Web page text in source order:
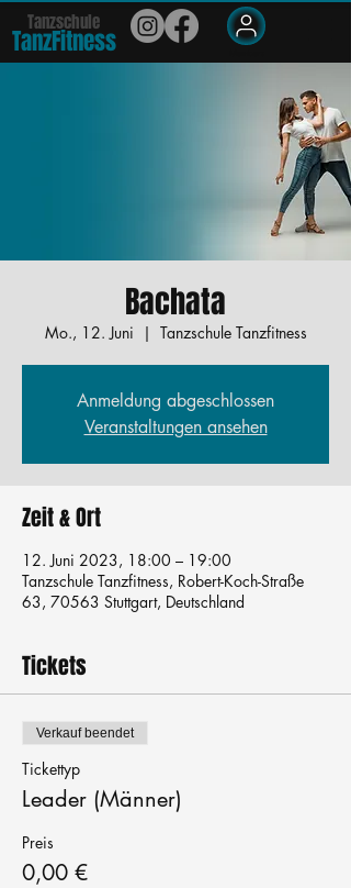
Tanzschule
TanzFitness
Bachata
Mo., 12. Juni
  |
Tanzschule Tanzfitness
Anmeldung abgeschlossen
Veranstaltungen ansehen
Zeit & Ort
12. Juni 2023, 18:00 – 19:00
Tanzschule Tanzfitness, Robert-Koch-Straße
63, 70563 Stuttgart, Deutschland
Tickets
Verkauf beendet
Tickettyp
Leader (Männer)
Preis
0,00 €